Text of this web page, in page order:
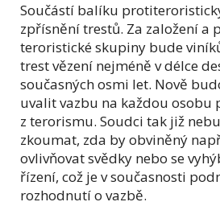
Součástí balíku
zpřísnění trestů. Za založení a
teroristické skupiny bude
trest vězení nejméně v délce
současných osmi let. Nově
uvalit vazbu na každou osobu
z terorismu. Soudci tak již
zkoumat, zda by obviněný
ovlivňovat svědky nebo se
řízení, což je v současnosti
rozhodnutí o vazbě.